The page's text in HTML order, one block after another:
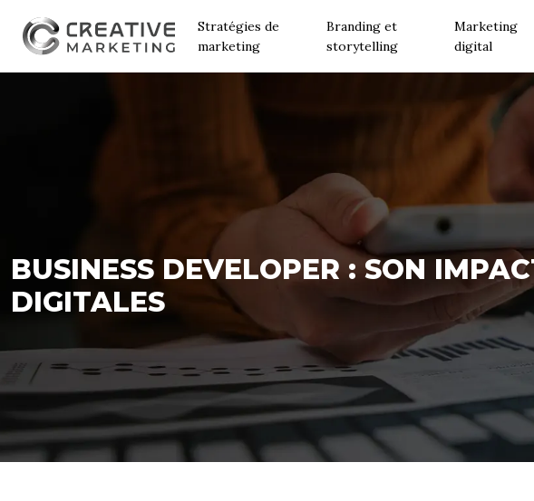
Stratégies de
marketing
Branding et
storytelling
Marketing
digital
BUSINESS DEVELOPER : SON
DIGITALES